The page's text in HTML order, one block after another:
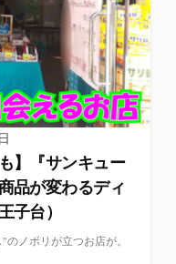
】『サンキュー
品が変わるディ
子台）
ノボリが立つお店が。